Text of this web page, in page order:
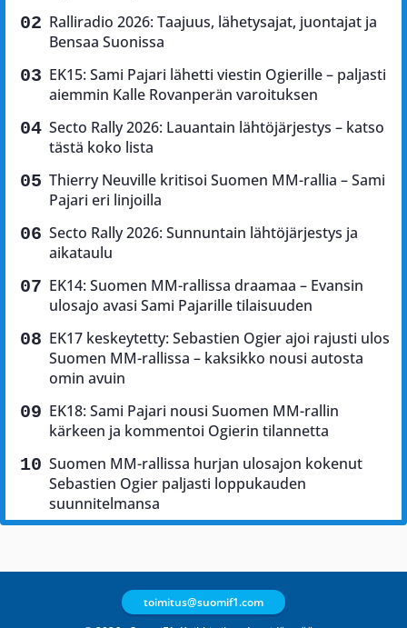
Ralliradio 2026: Taajuus, lähetysajat, juontajat ja
Bensaa Suonissa
EK15: Sami Pajari lähetti viestin Ogierille – paljasti
aiemmin Kalle Rovanperän varoituksen
Secto Rally 2026: Lauantain lähtöjärjestys – katso
tästä koko lista
Thierry Neuville kritisoi Suomen MM-rallia – Sami
Pajari eri linjoilla
Secto Rally 2026: Sunnuntain lähtöjärjestys ja
aikataulu
EK14: Suomen MM-rallissa draamaa – Evansin
ulosajo avasi Sami Pajarille tilaisuuden
EK17 keskeytetty: Sebastien Ogier ajoi rajusti ulos
Suomen MM-rallissa – kaksikko nousi autosta
omin avuin
EK18: Sami Pajari nousi Suomen MM-rallin
kärkeen ja kommentoi Ogierin tilannetta
Suomen MM-rallissa hurjan ulosajon kokenut
Sebastien Ogier paljasti loppukauden
suunnitelmansa
toimitus@suomif1.com